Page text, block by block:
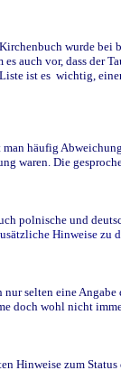
wurde bei
auch vor, dass der
ist es wichtig,
häufig
waren. Die
polnische und
Hinweise zu
selten eine
doch wohl nicht
Hinweise zum